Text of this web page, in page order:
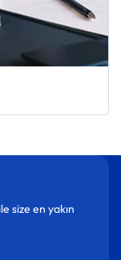
size en yakın